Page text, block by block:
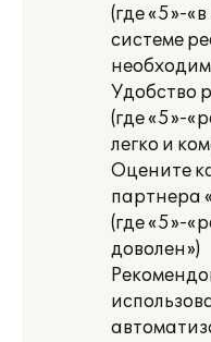
(где «5»-
системе
Удобство
(где «5»-
легко и
Оцените
партнера
(где «5»-
доволен»)